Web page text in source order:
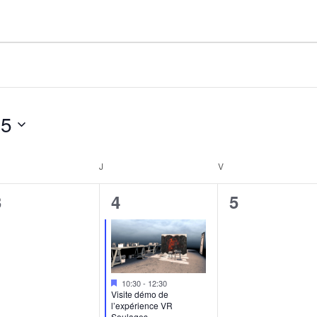
J V
1
évènement,
4
Mis
en
avant
10:30- 12:30
Visite démo de
l’expérience VR
0
5